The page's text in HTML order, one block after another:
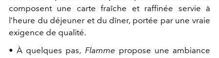
composent une carte fraîche et raffinée servie à
l’heure du déjeuner et du dîner, portée par une vraie
exigence de qualité.
•À quelques pas, Flamme propose une ambiance